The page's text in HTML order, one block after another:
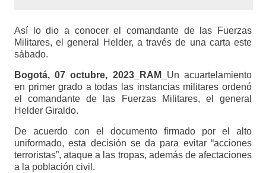
Así lo dio a conocer el comandante de las Fuerzas
Militares, el general Helder, a través de una carta este
sábado.
Bogotá, 07 octubre, 2023_RAM_ Un acuartelamiento
en primer grado a todas las instancias militares ordenó
el comandante de las Fuerzas Militares, el general
Helder Giraldo.
De acuerdo con el documento firmado por el alto
uniformado, esta decisión se da para evitar “acciones
terroristas”, ataque a las tropas, además de afectaciones
a la población civil.